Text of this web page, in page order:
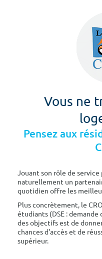
Vous ne
Pensez aux
Jouant son rôle de service
naturellement un
quotidien offre les
Plus concrètement, le
étudiants (DSE :
des objectifs est de
chances d'accès et de
supérieur.